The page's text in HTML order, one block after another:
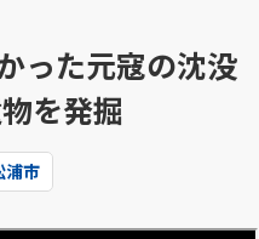
った元寇の沈没
を発掘
浦市